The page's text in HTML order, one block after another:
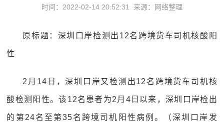
时间：2022-02-14 20:52:31 来源：网络整理
原标题：深圳口岸检测出12名跨境货车司机核酸阳
性
2月14日，深圳口岸又检测出12名跨境货车司机核
酸检测阳性。该12名患者为2月4日以来，深圳口岸检出
的第24名至第35名跨境司机阳性病例。（深圳口岸发